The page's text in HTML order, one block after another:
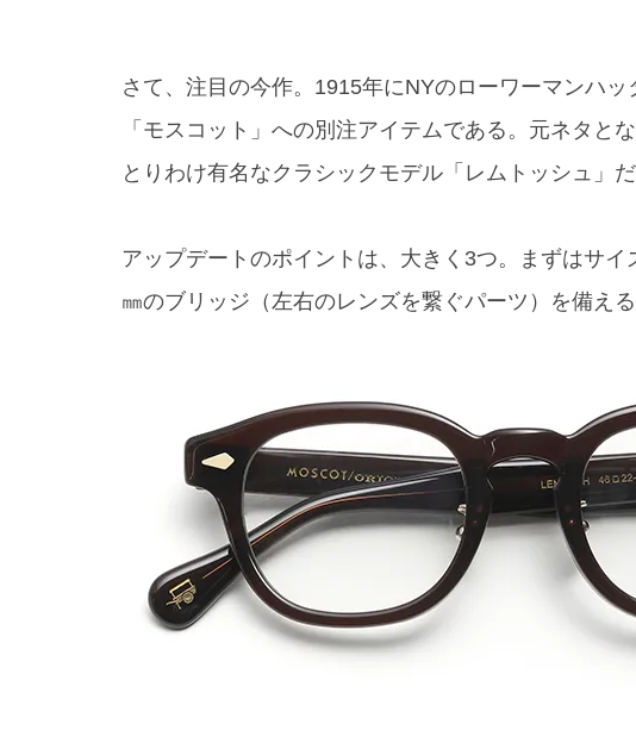
さて、注目の今作。1915年にNYのローワーマンハ
「モスコット」への別注アイテムである。元ネタと
とりわけ有名なクラシックモデル「レムトッシュ」だ
アップデートのポイントは、大きく3つ。まずはサ
㎜のブリッジ（左右のレンズを繋ぐパーツ）を備え